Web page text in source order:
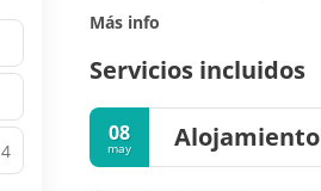
Más info
Servicios incluidos
08
may Alojamiento
4